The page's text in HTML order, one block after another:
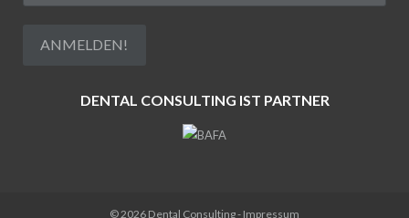
DENTAL CONSULTING IST PARTNER
© 2026 Dental Consulting- Impressum